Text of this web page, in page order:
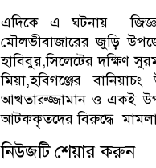
এদিকে এ ঘটনায়
মৌলভীবাজারের জুড়ি
হাবিবুর,সিলেটের দক্ষিণ
মিয়া,হবিগঞ্জের
আখতারুজ্জামান ও একই
আটককৃতদের বিরুদ্ধে মামলা
নিউজটি শেয়ার করুন